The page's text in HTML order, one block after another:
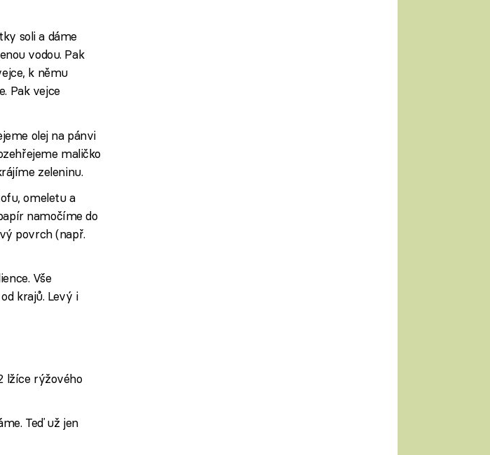
soli a dáme
vodou. Pak
k němu
Pak vejce
olej na pánvi
maličko
zeleninu.
omeletu a
namočíme do
povrch (např.
Vše
krajů. Levý i
lžíce rýžového
Teď už jen